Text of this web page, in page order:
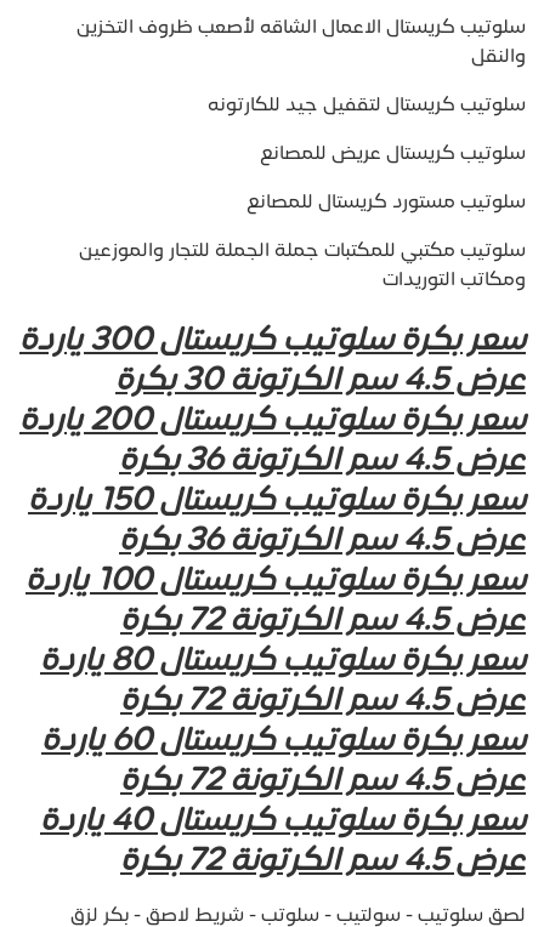
سلوتيب كريستال الاعمال الشاقه لأصعب ظروف التخزين
والنقل
سلوتيب كريستال لتقفيل جيد للكارتونه
سلوتيب كريستال عريض للمصانع
سلوتيب مستورد كريستال للمصانع
سلوتيب مكتبي للمكتبات جملة الجملة للتجار والموزعين
ومكاتب التوريدات
سعر بكرة سلوتيب كريستال 300 ياردة
عرض 4.5 سم الكرتونة 30 بكرة
سعر بكرة سلوتيب كريستال 200 ياردة
عرض 4.5 سم الكرتونة 36 بكرة
سعر بكرة سلوتيب كريستال 150 ياردة
عرض 4.5 سم الكرتونة 36 بكرة
سعر بكرة سلوتيب كريستال 100 ياردة
عرض 4.5 سم الكرتونة 72 بكرة
سعر بكرة سلوتيب كريستال 80 ياردة
عرض 4.5 سم الكرتونة 72 بكرة
سعر بكرة سلوتيب كريستال 60 ياردة
عرض 4.5 سم الكرتونة 72 بكرة
سعر بكرة سلوتيب كريستال 40 ياردة
عرض 4.5 سم الكرتونة 72 بكرة
لصق سلوتيب - سولتيب - سلوتب - شريط لاصق - بكر لزق